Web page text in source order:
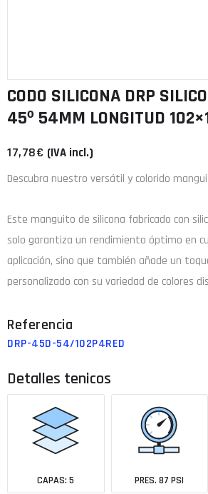
CODO SILICONA DRP
45º 54MM LONGITUD
17,78€ (IVA incl.)
Descubra nuestro versátil y colorido
Este manguito de silicona fabricado con
solo garantiza un rendimiento óptimo en
aplicación, sino que también añade un
personalizado con su variedad de colores
DRP-45D-54/102P4RED
Detalles tenicos
CAPAS: 5 PRES. 87 PSI